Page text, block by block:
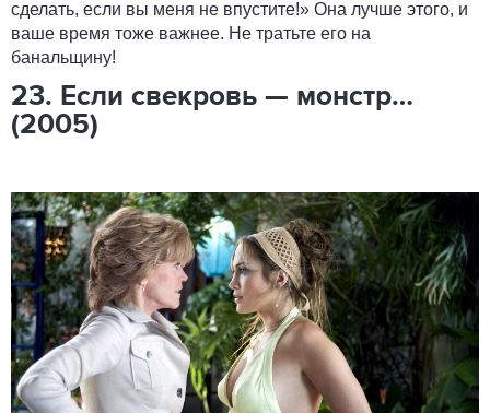
сделать, если вы меня не впустите!» Она лучше этого, и
ваше время тоже важнее. Не тратьте его на
банальщину!
23. Если свекровь — монстр…
(2005)